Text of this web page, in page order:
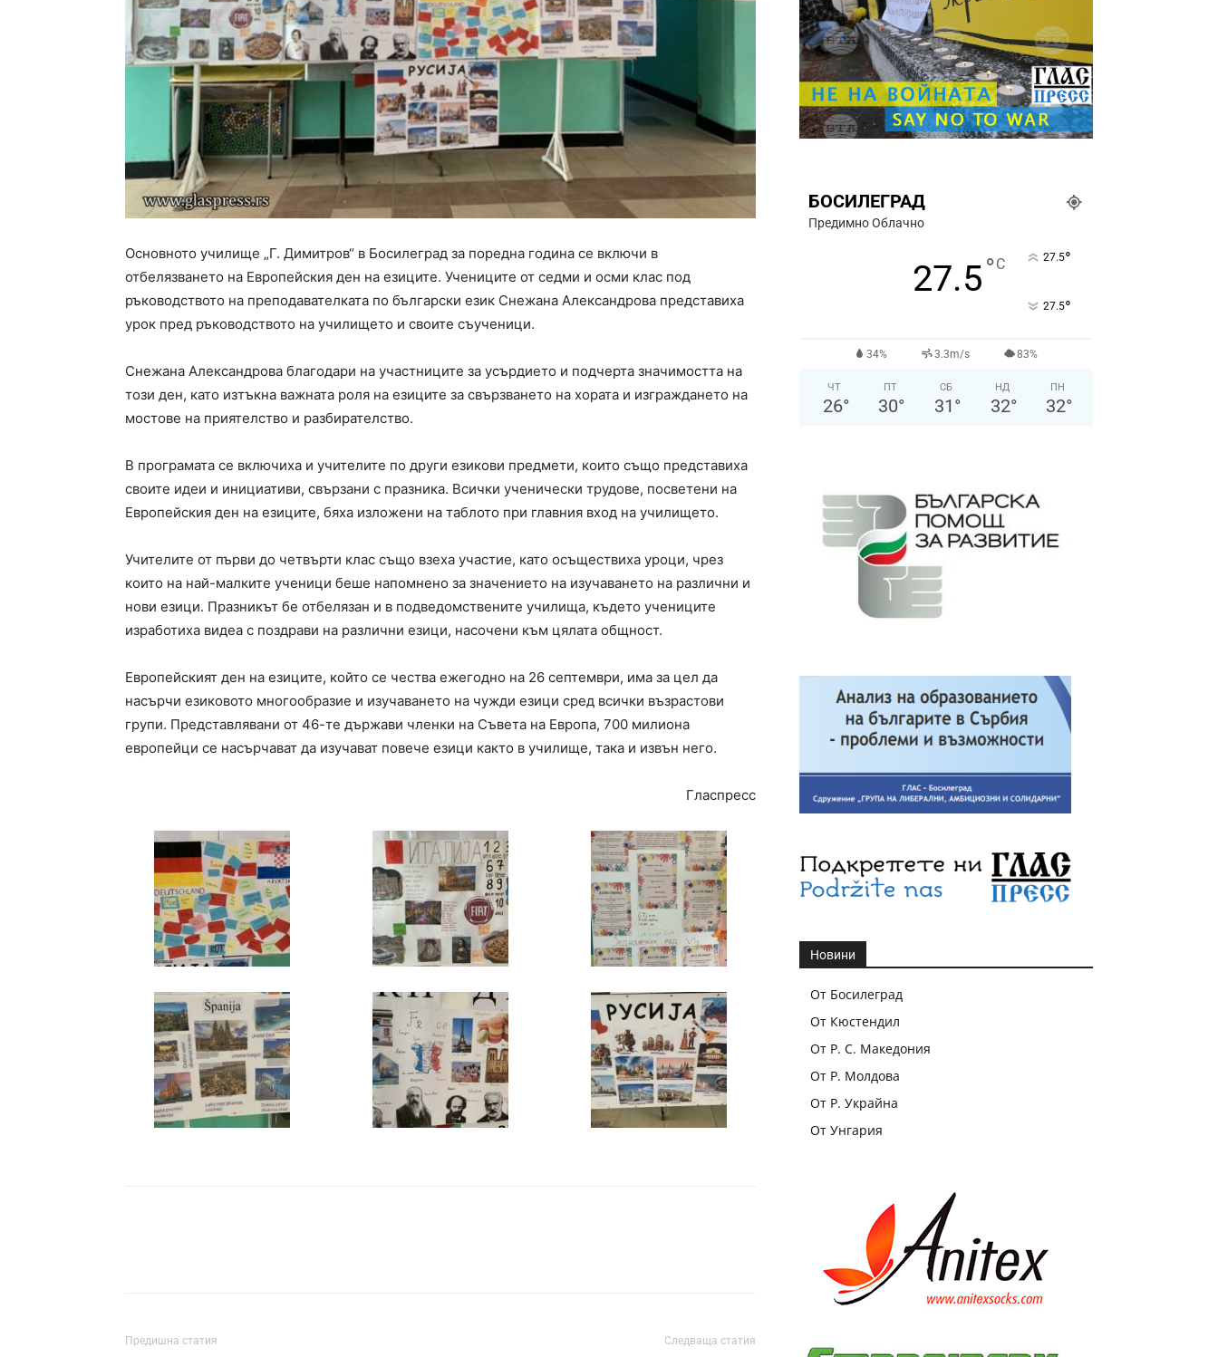
Основното училище „Г. Димитров“ в Босилеград за поредна година се включи в
отбелязването на Европейския ден на езиците. Учениците от седми и осми клас под
ръководството на преподавателката по български език Снежана Александрова представиха
урок пред ръководството на училището и своите съученици.
Снежана Александрова благодари на участниците за усърдието и подчерта значимостта на
този ден, като изтъкна важната роля на езиците за свързването на хората и изграждането на
мостове на приятелство и разбирателство.
В програмата се включиха и учителите по други езикови предмети, които също представиха
своите идеи и инициативи, свързани с празника. Всички ученически трудове, посветени на
Европейския ден на езиците, бяха изложени на таблото при главния вход на училището.
Учителите от първи до четвърти клас също взеха участие, като осъществиха уроци, чрез
които на най-малките ученици беше напомнено за значението на изучаването на различни и
нови езици. Празникът бе отбелязан и в подведомствените училища, където учениците
изработиха видеа с поздрави на различни езици, насочени към цялата общност.
Европейският ден на езиците, който се чества ежегодно на 26 септември, има за цел да
насърчи езиковото многообразие и изучаването на чужди езици сред всички възрастови
групи. Представлявани от 46-те държави членки на Съвета на Европа, 700 милиона
европейци се насърчават да изучават повече езици както в училище, така и извън него.
Гласпресс
Предишна статия Следваща статия
БОСИЛЕГРАД
Предимно Облачно
27.5°C 27.5°
27.5°
34% 3.3m/s 83%
ЧТ
26°
ПТ
30°
СБ
31 °
НД
32°
ПН
32°
Новини
От Босилеград
От Кюстендил
От Р. С. Македония
От Р. Молдова
От Р. Украйна
От Унгария